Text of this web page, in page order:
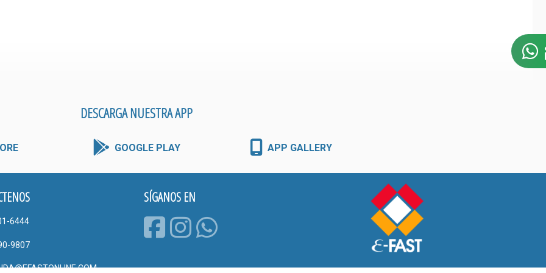
DESCARGA NUESTRA APP
GOOGLE PLAY APP GALLERY
6444
9807
SÍGANOS EN